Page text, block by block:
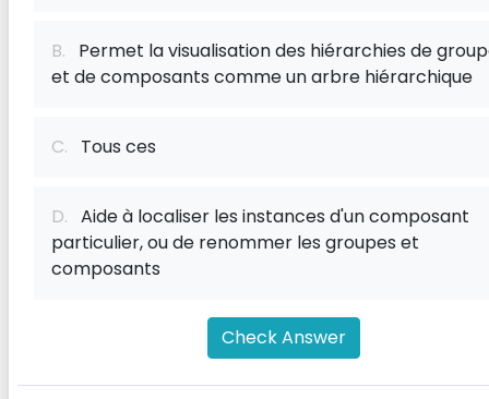
B. Permet la visualisation des hiérarchies de
et de composants comme un arbre hiérarchique
C. Tous ces
D. Aide à localiser les instances d'un composant
particulier, ou de renommer les groupes et
composants
Check Answer